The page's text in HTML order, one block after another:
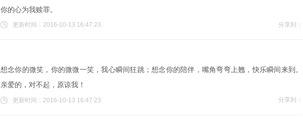
你的心为我赎罪。
更新时间：2016-10-13 16:47:23 分享到：
想念你的微笑，你的微微一笑，我心瞬间狂跳；想念你的陪伴，嘴角弯弯上翘，快乐瞬间来到。
亲爱的，对不起，原谅我！
更新时间：2016-10-13 16:47:23 分享到：